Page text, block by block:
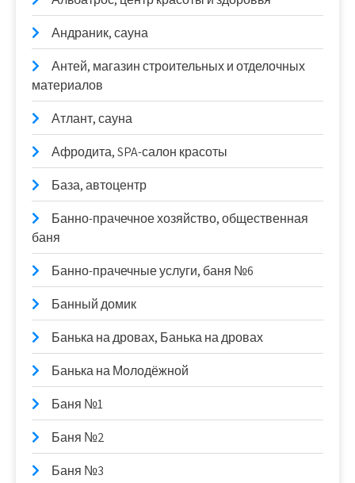
Андраник, сауна
Антей, магазин строительных и отделочных
материалов
Атлант, сауна
Афродита, SPA-салон красоты
База, автоцентр
Банно-прачечное хозяйство, общественная
баня
Банно-прачечные услуги, баня №6
Банный домик
Банька на дровах, Банька на дровах
Банька на Молодёжной
Баня №1
Баня №2
Баня №3